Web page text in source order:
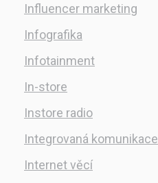
Influencer marketing
Infografika
Infotainment
In-store
Instore radio
Integrovaná komunikace
Internet věcí